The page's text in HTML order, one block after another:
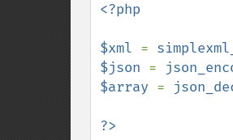
<?php
$xml =
$json =
$array =